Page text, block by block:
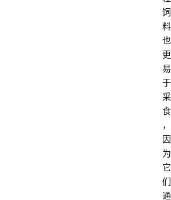
饲
料
也
更
易
于
采
食
，
因
为
它
们
通